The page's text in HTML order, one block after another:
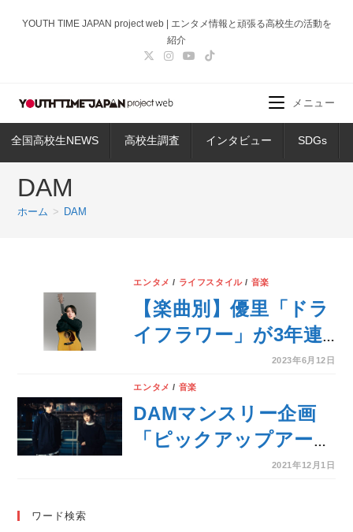
ス
ッ
YOUTH TIME JAPAN project web | エンタメ情報と頑張る高校生の活動を
紹介
全国高校生NEWS 高校生調査 インタビュー SDGs
メニュー
DAM
ホーム > DAM
エンタメ / ライフスタイル/ 音楽
【楽曲別】優里「ドラ
イフラワー」が3年連
続5回目の堂々の1位！
2023年DAM上半期カ
ラオケランキングが発
表！
2023年6月12日
エンタメ / 音楽
DAMマンスリー企画
「ピックアップアーテ
ィスト」に数々のヒッ
2021年12月1日
ワード検索